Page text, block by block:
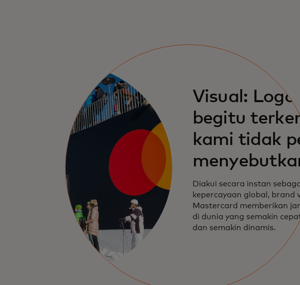
Visual: Logo
begitu
kami tidak
namanya.
Diakui secara instan
kepercayaan global, brand
Mastercard memberikan
di dunia yang semakin
dan semakin dinamis.